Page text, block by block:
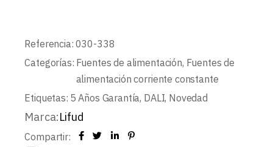
Referencia: 030-338
Categorías: Fuentes de alimentación, Fuentes de
alimentación corriente constante
Etiquetas: 5 Años Garantía, DALI, Novedad
Marca:Lifud
Compartir: